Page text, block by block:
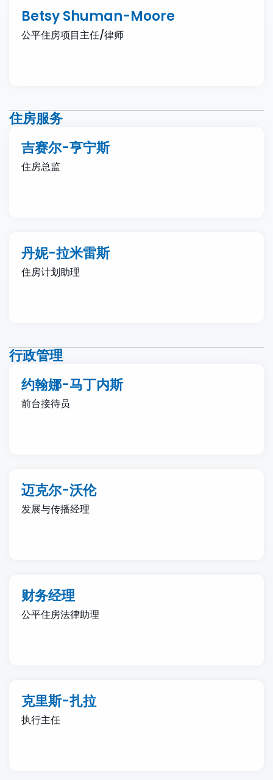
Betsy Shuman-Moore
公平住房项目主任/律师
住房服务
吉赛尔-亨宁斯
住房总监
丹妮-拉米雷斯
住房计划助理
行政管理
约翰娜-马丁内斯
前台接待员
迈克尔-沃伦
发展与传播经理
财务经理
公平住房法律助理
克里斯-扎拉
执行主任